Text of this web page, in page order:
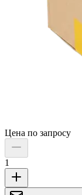
Цена по запросу
1